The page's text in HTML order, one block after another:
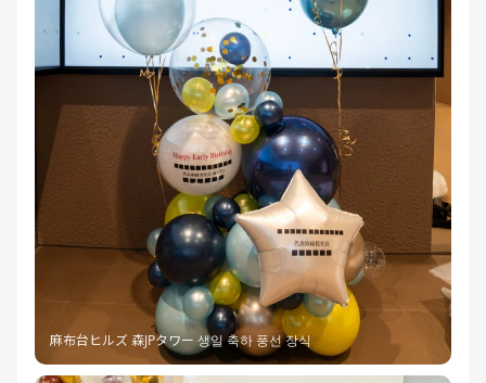
麻布台ヒルズ 森JPタワー 생일 축하 풍선 장식